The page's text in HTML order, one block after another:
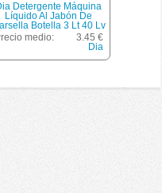
Detergente Máquina
Líquido Al Jabón De
Botella 3 Lt 40 Lv
medio:
3.45 €
Dia